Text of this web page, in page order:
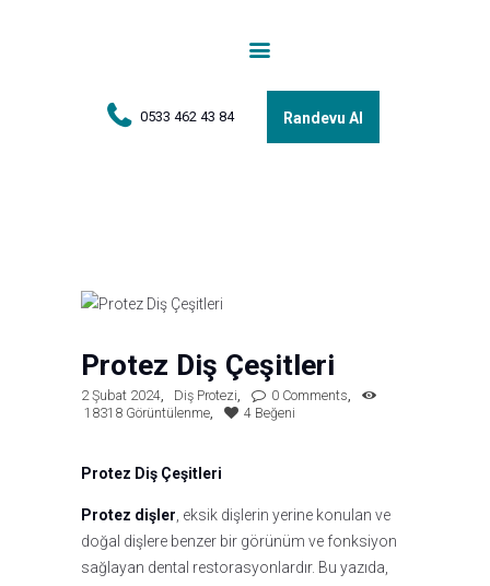
0533 462 43 84 Randevu Al
Hakkımda
Protez Diş Çeşitleri
2 Şubat 2024 Diş Protezi 0 Comments
18318 Görüntülenme 4 Beğeni
Protez Diş Çeşitleri
Protez dişler, eksik dişlerin yerine konulan ve
doğal dişlere benzer bir görünüm ve fonksiyon
sağlayan dental restorasyonlardır. Bu yazıda,